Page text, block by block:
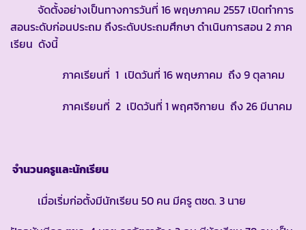
จัดตั้งอย่างเป็นทางการวันที่ 16 พฤษภาคม 2557 เปิดทำการ
สอนระดับก่อนประถม ถึงระดับประถมศึกษา ดำเนินการสอน 2 ภาค
เรียน ดังนี้
ภาคเรียนที่ 1 เปิดวันที่ 16 พฤษภาคม ถึง 9 ตุลาคม
ภาคเรียนที่ 2 เปิดวันที่ 1 พฤศจิกายน ถึง 26 มีนาคม
จำนวนครูและนักเรียน
เมื่อเริ่มก่อตั้งมีนักเรียน 50 คน มีครู ตชด. 3 นาย